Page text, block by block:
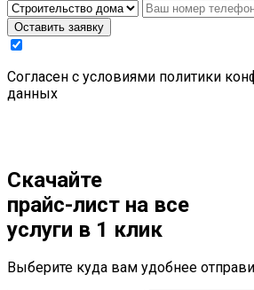
Оставить заявку
Cогласен с условиями политики
данных
Скачайте
прайс-лист на все
услуги в 1 клик
Выберите куда вам удобнее